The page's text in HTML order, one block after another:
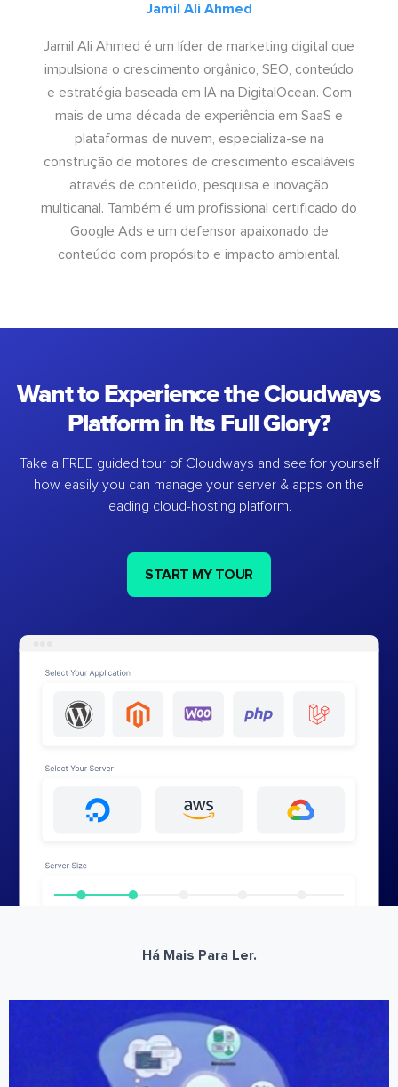
Jamil Ali Ahmed
Jamil Ali Ahmed é um líder de marketing digital que
impulsiona o crescimento orgânico, SEO, conteúdo
e estratégia baseada em IA na DigitalOcean. Com
mais de uma década de experiência em SaaS e
plataformas de nuvem, especializa-se na
construção de motores de crescimento escaláveis
através de conteúdo, pesquisa e inovação
multicanal. Também é um profissional certificado do
Google Ads e um defensor apaixonado de
conteúdo com propósito e impacto ambiental.
Want to Experience the Cloudways
Platform in Its Full Glory?
Take a FREE guided tour of Cloudways and see for yourself
how easily you can manage your server & apps on the
leading cloud-hosting platform.
START MY TOUR
Há Mais Para Ler.